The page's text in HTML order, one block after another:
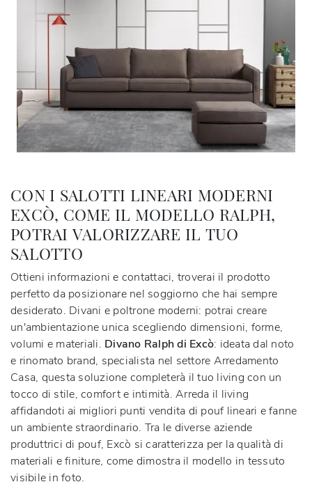
CON I SALOTTI LINEARI MODERNI
EXCÒ, COME IL MODELLO RALPH,
POTRAI VALORIZZARE IL TUO
SALOTTO
Ottieni informazioni e contattaci, troverai il prodotto
perfetto da posizionare nel soggiorno che hai sempre
desiderato. Divani e poltrone moderni: potrai creare
un'ambientazione unica scegliendo dimensioni, forme,
volumi e materiali. Divano Ralph di Excò: ideata dal noto
e rinomato brand, specialista nel settore Arredamento
Casa, questa soluzione completerà il tuo living con un
tocco di stile, comfort e intimità. Arreda il living
affidandoti ai migliori punti vendita di pouf lineari e fanne
un ambiente straordinario. Tra le diverse aziende
produttrici di pouf, Excò si caratterizza per la qualità di
materiali e finiture, come dimostra il modello in tessuto
visibile in foto.